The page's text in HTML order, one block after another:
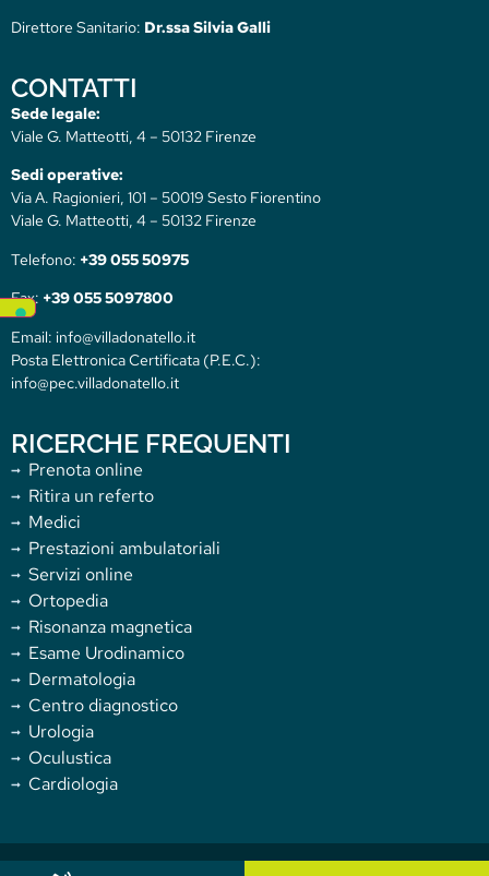
Direttore Sanitario: Dr.ssa Silvia Galli
CONTATTI
Sede legale:
Viale G. Matteotti, 4 – 50132 Firenze
Sedi operative:
Via A. Ragionieri, 101 – 50019 Sesto Fiorentino
Viale G. Matteotti, 4 – 50132 Firenze
Telefono: +39 055 50975
Fax: +39 055 5097800
Email: info@villadonatello.it
Posta Elettronica Certificata (P.E.C.):
info@pec.villadonatello.it
RICERCHE FREQUENTI
Prenota online
Ritira un referto
Medici
Prestazioni ambulatoriali
Servizi online
Ortopedia
Risonanza magnetica
Esame Urodinamico
Dermatologia
Centro diagnostico
Urologia
Oculustica
Cardiologia
Copyright 2025 Villa Donatello. All rights reserved.